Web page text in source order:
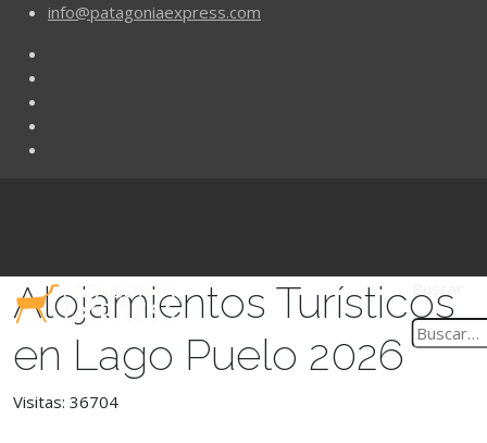
info@patagoniaexpress.com
Alojamientos Turísticos
en Lago Puelo 2026
Visitas: 36704